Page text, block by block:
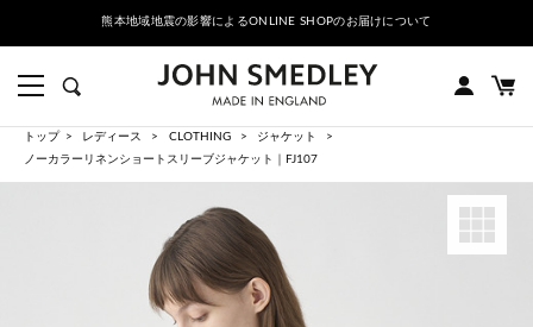
熊本地域地震の影響によるONLINE SHOPのお届けについて
トップ レディース CLOTHING
ジャケット
ノーカラーリネンショートスリーブジャケット｜FJ107